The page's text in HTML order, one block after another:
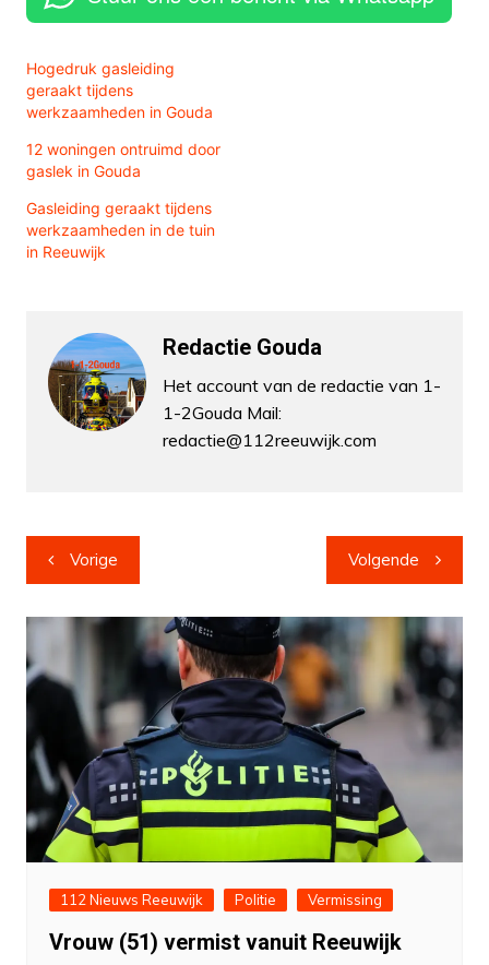
Hogedruk gasleiding
geraakt tijdens
werkzaamheden in Gouda
12 woningen ontruimd door
gaslek in Gouda
Gasleiding geraakt tijdens
werkzaamheden in de tuin
in Reeuwijk
Redactie Gouda
Het account van de redactie van 1-
1-2Gouda Mail:
redactie@112reeuwijk.com
Bericht
navigatie
Vorige Volgende
112 Nieuws Reeuwijk Politie Vermissing
Vrouw (51) vermist vanuit Reeuwijk